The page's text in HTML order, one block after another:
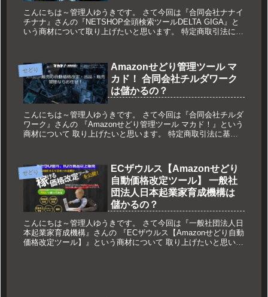
こんにちは～管理人ゆうきです。 さて今回は『合同会社ナナイ
チナナ』さんの『NETSHOP全頭検索ツールDELTA GIGA』と
いう商材について取り上げたいと思います。 特定商取引法に基
せどり
Amazonせどり管理ツール マ
カド！ 合同会社チルダワーク
は儲かるの？
こんにちは～管理人ゆうきです。 さて今回は『合同会社チルダ
ワーク』さんの 『Amazonせどり管理ツール マカド！』という
商材について 取り上げたいと思います。 特定商取引法に基づ
せどり
ECザウルス【Amazonせどり
自動価格改定ツール】 一般社
団法人日本起業家育成機構は
儲かるの？
こんにちは～管理人ゆうきです。 さて今回は『一般社団法人日
本起業家育成機構』さんの 『ECザウルス【Amazonせどり自動
価格改定ツール】』という商材について 取り上げたいと思いま